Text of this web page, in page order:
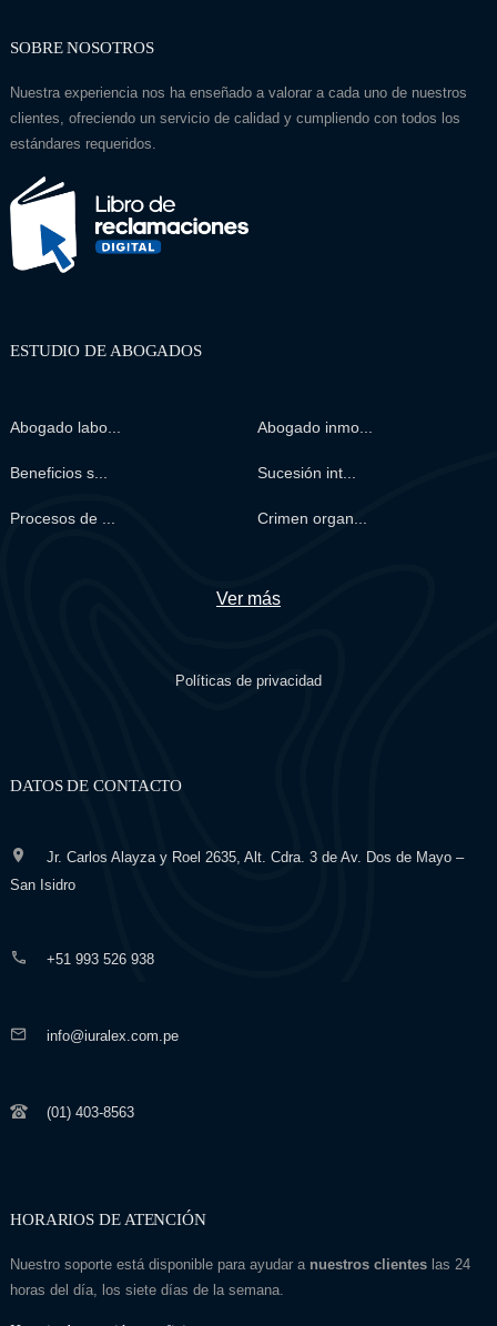
SOBRE NOSOTROS
Nuestra experiencia nos ha enseñado a valorar a cada uno de nuestros
clientes, ofreciendo un servicio de calidad y cumpliendo con todos los
estándares requeridos.
ESTUDIO DE ABOGADOS
Abogado labo... Abogado inmo...
Beneficios s... Sucesión int...
Procesos de ... Crimen organ...
Ver más
Políticas de privacidad
DATOS DE CONTACTO
Jr. Carlos Alayza y Roel 2635, Alt. Cdra. 3 de Av. Dos de Mayo –
San Isidro
+51 993 526 938
info@iuralex.com.pe
(01) 403-8563
HORARIOS DE ATENCIÓN
Nuestro soporte está disponible para ayudar a nuestros clienteslas 24
horas del día, los siete días de la semana.